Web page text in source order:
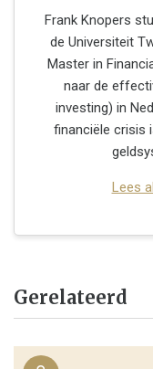
Frank Knopers
de Universiteit
Master in
naar de
investing) in
financiële crisis
Lees
Gerelateerd